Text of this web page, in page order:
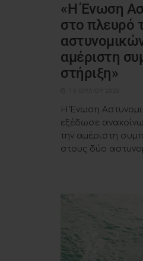
«Η Ένωση
στο πλευρό
αμέριστη
στήριξη»
Η Ένωση
εξέδωσε
την αμέριστη
στους δύο